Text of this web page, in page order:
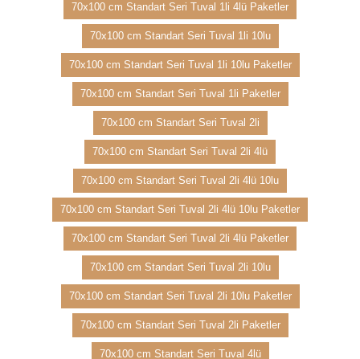
70x100 cm Standart Seri Tuval 1li 4lü Paketler
70x100 cm Standart Seri Tuval 1li 10lu
70x100 cm Standart Seri Tuval 1li 10lu Paketler
70x100 cm Standart Seri Tuval 1li Paketler
70x100 cm Standart Seri Tuval 2li
70x100 cm Standart Seri Tuval 2li 4lü
70x100 cm Standart Seri Tuval 2li 4lü 10lu
70x100 cm Standart Seri Tuval 2li 4lü 10lu Paketler
70x100 cm Standart Seri Tuval 2li 4lü Paketler
70x100 cm Standart Seri Tuval 2li 10lu
70x100 cm Standart Seri Tuval 2li 10lu Paketler
70x100 cm Standart Seri Tuval 2li Paketler
70x100 cm Standart Seri Tuval 4lü